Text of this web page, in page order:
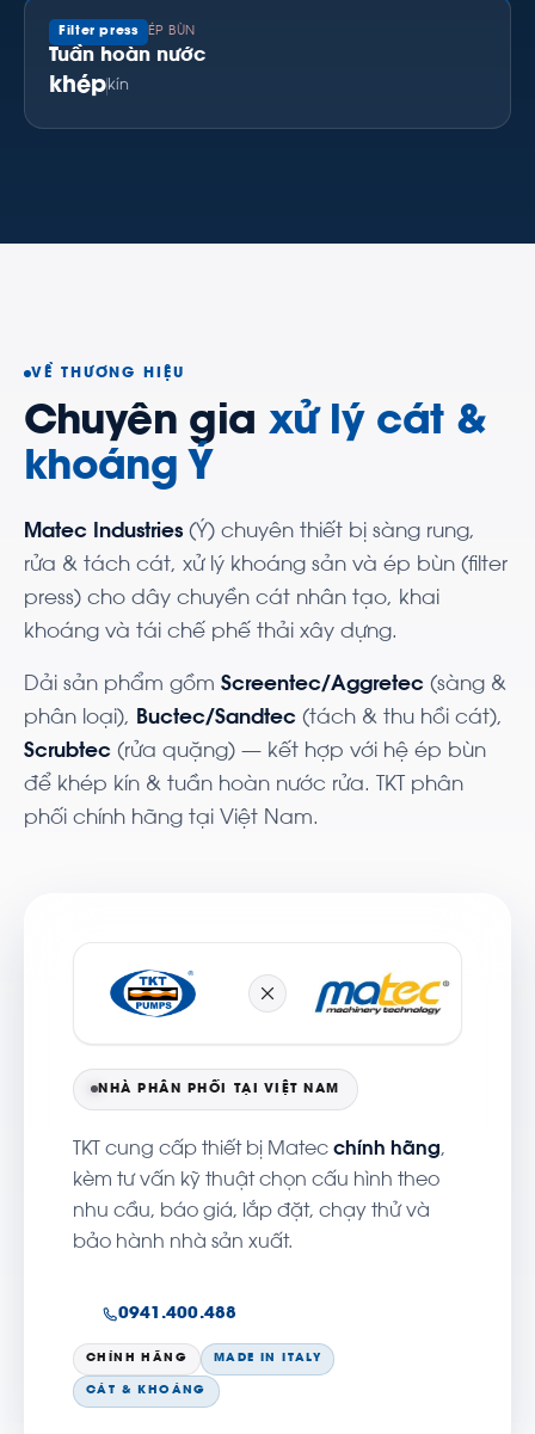
Filter press ÉP BÙN
Tuần hoàn nước
khépkín
VỀ THƯƠNG HIỆU
Chuyên gia xử lý cát &
khoáng Ý
Matec Industries (Ý) chuyên thiết bị sàng rung,
rửa & tách cát, xử lý khoáng sản và ép bùn (filter
press) cho dây chuyền cát nhân tạo, khai
khoáng và tái chế phế thải xây dựng.
Dải sản phẩm gồm Screentec/Aggretec (sàng &
phân loại), Buctec/Sandtec (tách & thu hồi cát),
Scrubtec (rửa quặng) — kết hợp với hệ ép bùn
để khép kín & tuần hoàn nước rửa. TKT phân
phối chính hãng tại Việt Nam.
NHÀ PHÂN PHỐI TẠI VIỆT NAM
TKT cung cấp thiết bị Matec chính hãng,
kèm tư vấn kỹ thuật chọn cấu hình theo
nhu cầu, báo giá, lắp đặt, chạy thử và
bảo hành nhà sản xuất.
0941.400.488
CHÍNH HÃNG MADE IN ITALY
CÁT & KHOÁNG